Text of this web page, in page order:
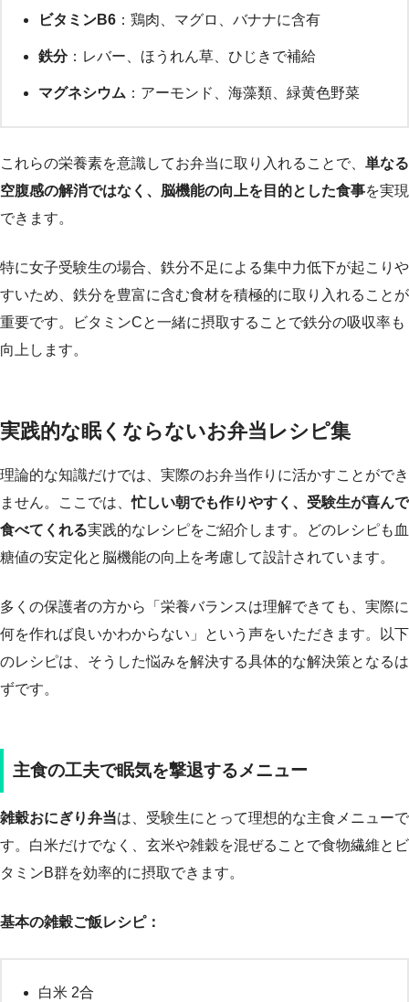
ビタミンB6 ：鶏肉、マグロ、バナナに含有
鉄分：レバー、ほうれん草、ひじきで補給
マグネシウム ：アーモンド、海藻類、緑黄色野菜
これらの栄養素を意識してお弁当に取り入れることで、 単なる
空腹感の解消ではなく、脳機能の向上を目的とした食事を実現
できます。
特に女子受験生の場合、鉄分不足による集中力低下が起こりや
すいため、鉄分を豊富に含む食材を積極的に取り入れることが
重要です。ビタミンCと一緒に摂取することで鉄分の吸収率も
向上します。
実践的な眠くならないお弁当レシピ集
理論的な知識だけでは、実際のお弁当作りに活かすことができ
ません。ここでは、忙しい朝でも作りやすく、受験生が喜んで
食べてくれる実践的なレシピをご紹介します。どのレシピも血
糖値の安定化と脳機能の向上を考慮して設計されています。
多くの保護者の方から「栄養バランスは理解できても、実際に
何を作れば良いかわからない」という声をいただきます。以下
のレシピは、そうした悩みを解決する具体的な解決策となるは
ずです。
主食の工夫で眠気を撃退するメニュー
雑穀おにぎり弁当は、受験生にとって理想的な主食メニューで
す。白米だけでなく、玄米や雑穀を混ぜることで食物繊維とビ
タミンB群を効率的に摂取できます。
基本の雑穀ご飯レシピ：
白米 2合